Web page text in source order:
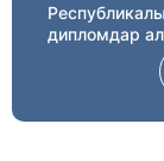
дипломдар